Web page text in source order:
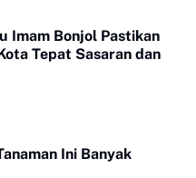
Imam Bonjol Pastikan
Tepat Sasaran dan
Ini Banyak